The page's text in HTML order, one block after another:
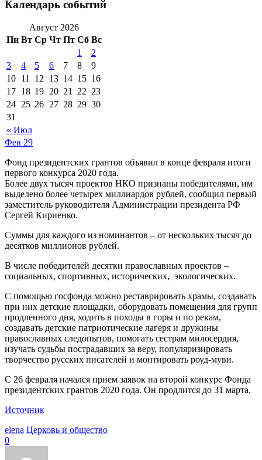
Календарь событий
Август 2026
Пн Вт Ср Чт Пт Сб Вс
« Июл
1
2
3
4 5 6 7 8
9
10 11 12 13 14 15 16
17 18 19 20 21 22 23
24 25 26 27 28 29 30
31
Фев 29
Фонд президентских грантов объявил в конце февраля итоги
первого конкурса 2020 года.
Более двух тысяч проектов НКО признаны победителями, им
выделено более четырех миллиардов рублей, сообщил первый
заместитель руководителя Администрации президента РФ
Сергей Кириенко.
Суммы для каждого из номинантов – от нескольких тысяч до
десятков миллионов рублей.
В числе победителей десятки православных проектов –
социальных, спортивных, исторических, экологических.
С помощью госфонда можно реставрировать храмы, создавать
при них детские площадки, оборудовать помещения для групп
продленного дня, ходить в походы в горы и по рекам,
создавать детские патриотические лагеря и дружины
православных следопытов, помогать сестрам милосердия,
изучать судьбы пострадавших за веру, популяризировать
творчество русских писателей и монтировать роуд-муви.
С 26 февраля начался прием заявок на второй конкурс Фонда
президентских грантов 2020 года. Он продлится до 31 марта.
Источник
elena Церковь и общество
0